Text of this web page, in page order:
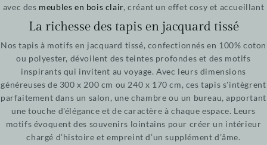
avec des meubles en bois clair, créant un effet cosy et accueillant
La richesse des tapis en jacquard tissé
Nos tapis à motifs en jacquard tissé, confectionnés en 100% coton
ou polyester, dévoilent des teintes profondes et des motifs
inspirants qui invitent au voyage. Avec leurs dimensions
généreuses de 300 x 200 cm ou 240 x 170 cm, ces tapis s'intègrent
parfaitement dans un salon, une chambre ou un bureau, apportant
une touche d'élégance et de caractère à chaque espace. Leurs
motifs évoquent des souvenirs lointains pour créer un intérieur
chargé d’histoire et empreint d’un supplément d’âme.